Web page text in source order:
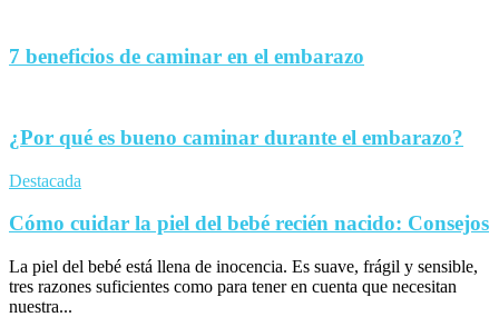
7 beneficios de caminar en el embarazo
¿Por qué es bueno caminar durante el embarazo?
Destacada
Cómo cuidar la piel del bebé recién nacido: Consejos
La piel del bebé está llena de inocencia. Es suave, frágil y sensible,
tres razones suficientes como para tener en cuenta que necesitan
nuestra...